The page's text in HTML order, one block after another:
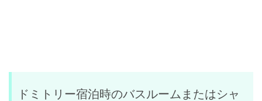
ドミトリー宿泊時のバスルームまたはシャ